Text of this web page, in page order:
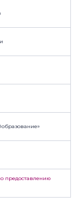
предоставлению